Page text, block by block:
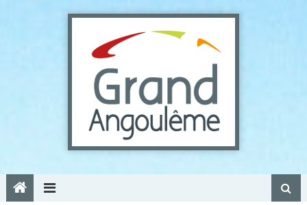
Panneau de gestion des cookies